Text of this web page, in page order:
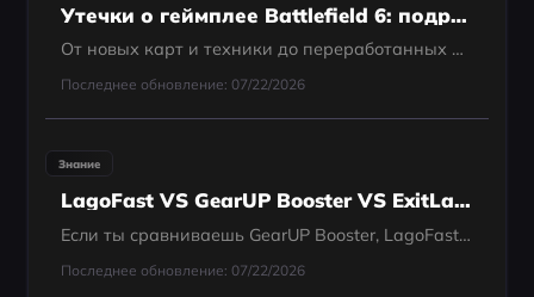
Утечки о геймплее Battlefield 6: подробный гайд 2025 года
От новых карт и техники до переработанных механик и системы матчмейкинга — ниже собраны все известные на сегодняшний день детали.
Последнее обновление: 07/22/2026
Знание
LagoFast VS GearUP Booster VS ExitLag — Кто Лучше?
Если ты сравниваешь GearUP Booster, LagoFast и ExitLag, значит, во время игры что-то идёт не так, хотя интернет вроде бы “должен быть нормальным”.
Последнее обновление: 07/22/2026